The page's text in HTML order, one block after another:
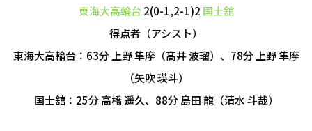
東海大高輪台2(0-1,2-1)2 国士舘
得点者（アシスト）
東海大高輪台：63分 上野 隼摩（髙井 波瑠）、78分 上野 隼摩
（矢吹 瑛斗）
国士舘：25分 高橋 遥久、88分 島田 龍（清水 斗哉）